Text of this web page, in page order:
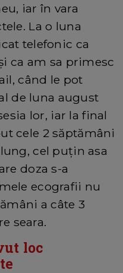
iar în vara
La o luna
telefonic ca
ca am sa primesc
când le pot
de luna august
lor, iar la final
cele 2 săptămâni
cel puțin asa
doza s-a
ecografii nu
a câte 3
seara.
loc